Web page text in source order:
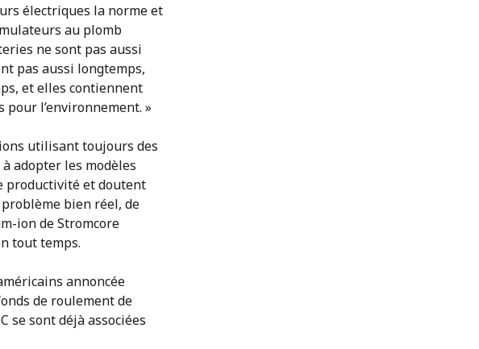
électriques la norme et
au plomb
ne sont pas aussi
pas aussi longtemps,
et elles contiennent
l’environnement. »
utilisant toujours des
adopter les modèles
productivité et doutent
bien réel, de
ion de Stromcore
tout temps.
annoncée
de roulement de
se sont déjà associées